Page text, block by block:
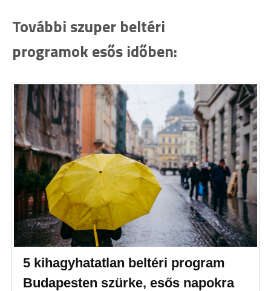
További szuper beltéri
programok esős időben:
5 kihagyhatatlan beltéri program
Budapesten szürke, esős napokra